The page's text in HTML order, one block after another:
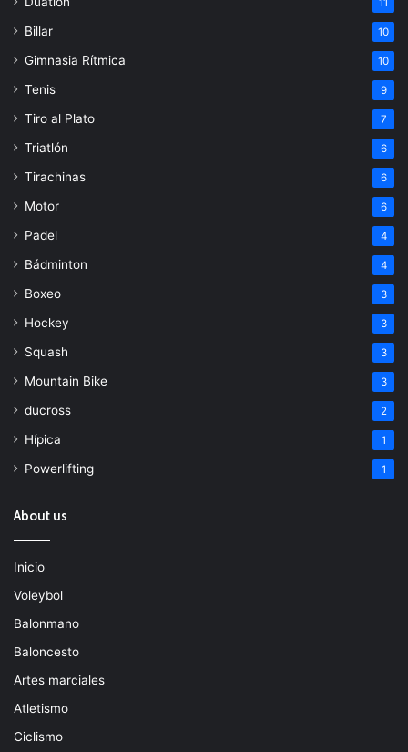
Billar 10
Gimnasia Rítmica 10
Tenis 9
Tiro al Plato 7
Triatlón 6
Tirachinas 6
Motor 6
Padel 4
Bádminton 4
Boxeo 3
Hockey 3
Squash 3
Mountain Bike 3
ducross 2
Hípica 1
Powerlifting 1
About us
Inicio
Voleybol
Balonmano
Baloncesto
Artes marciales
Atletismo
Ciclismo